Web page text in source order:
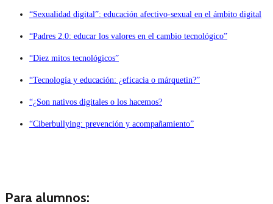
“Sexualidad digital”: educación afectivo-sexual en el ámbito digital
“Padres 2.0: educar los valores en el cambio tecnológico”
“Diez mitos tecnológicos”
“Tecnología y educación: ¿eficacia o márquetin?”
“¿Son nativos digitales o los hacemos?
“Ciberbullying: prevención y acompañamiento”
Para alumnos: